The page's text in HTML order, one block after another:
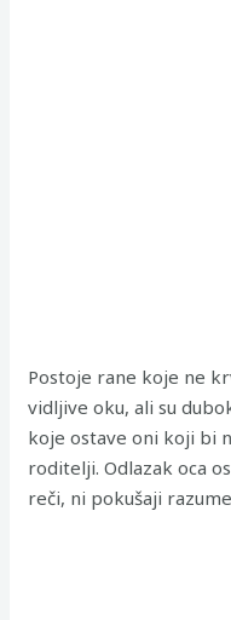
Postoje rane koje ne
vidljive oku, ali su
koje ostave oni koji bi
roditelji. Odlazak oca
reči, ni pokušaji